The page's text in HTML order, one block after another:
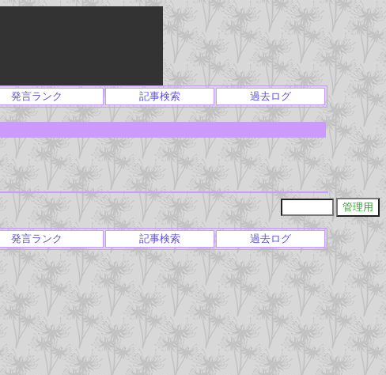
発言ランク 記事検索 過去ログ
発言ランク 記事検索 過去ログ